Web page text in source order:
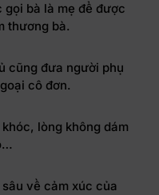
bà là mẹ để được
thương bà.
cũng đưa người phụ
cô đơn.
lòng không dám
về cảm xúc của